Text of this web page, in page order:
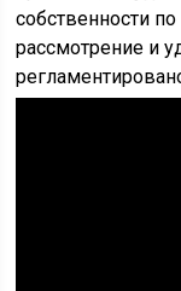
собственности
рассмотрение и